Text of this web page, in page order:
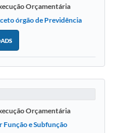
Orçamentária
órgão de Previdência
Orçamentária
e Subfunção